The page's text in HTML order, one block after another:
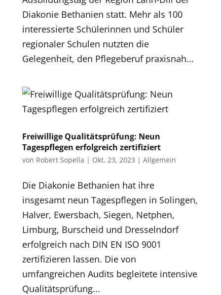
Diakonie Bethanien statt. Mehr als 100
interessierte Schülerinnen und Schüler
regionaler Schulen nutzten die
Gelegenheit, den Pflegeberuf praxisnah...
Freiwillige Qualitätsprüfung: Neun
Tagespflegen erfolgreich zertifiziert
von Robert Sopella | Okt. 23, 2023 | Allgemein
Die Diakonie Bethanien hat ihre
insgesamt neun Tagespflegen in Solingen,
Halver, Ewersbach, Siegen, Netphen,
Limburg, Burscheid und Dresselndorf
erfolgreich nach DIN EN ISO 9001
zertifizieren lassen. Die von
umfangreichen Audits begleitete intensive
Qualitätsprüfung...